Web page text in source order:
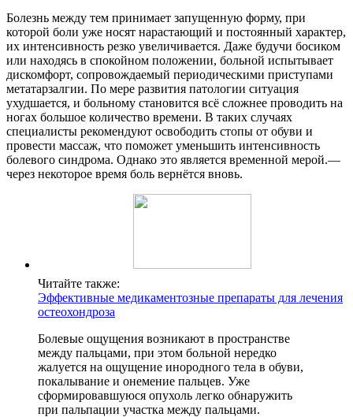
Болезнь между тем принимает запущенную форму, при
которой боли уже носят нарастающий и постоянный характер,
их интенсивность резко увеличивается. Даже будучи босиком
или находясь в спокойном положении, больной испытывает
дискомфорт, сопровождаемый периодическими приступами
метатарзалгии. По мере развития патологии ситуация
ухудшается, и больному становится всё сложнее проводить на
ногах большое количество времени. В таких случаях
специалисты рекомендуют освободить стопы от обуви и
провести массаж, что поможет уменьшить интенсивность
болевого синдрома. Однако это является временной мерой.—
через некоторое время боль вернётся вновь.
Читайте также:
Эффективные медикаментозные препараты для лечения
остеохондроза
Болевые ощущения возникают в пространстве
между пальцами, при этом больной нередко
жалуется на ощущение инородного тела в обуви,
покалывание и онемение пальцев. Уже
сформировавшуюся опухоль легко обнаружить
при пальпации участка между пальцами.